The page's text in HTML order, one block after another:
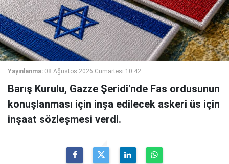
Yayınlanma: 08 Ağustos 2026 Cumartesi 10:42
Barış Kurulu, Gazze Şeridi'nde Fas ordusunun
konuşlanması için inşa edilecek askeri üs için
inşaat sözleşmesi verdi.